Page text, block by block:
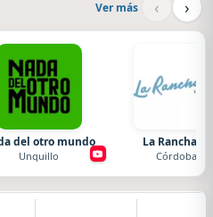
Ver más ‹ ›
del otro mundo
Unquillo
La Ranchada
Córdoba